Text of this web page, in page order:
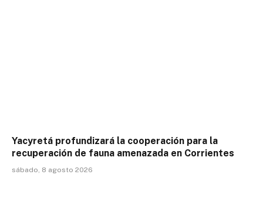
Yacyretá profundizará la cooperación para la
recuperación de fauna amenazada en Corrientes
sábado, 8 agosto 2026